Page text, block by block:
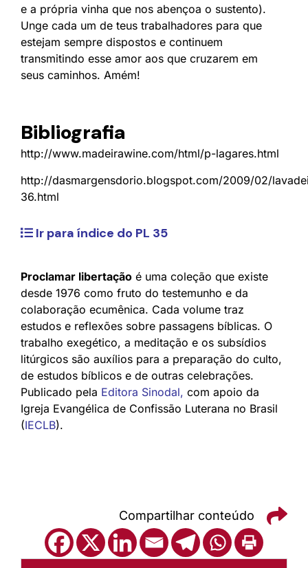
e a própria vinha que nos abençoa o sustento).
Unge cada um de teus trabalhadores para que
estejam sempre dispostos e continuem
transmitindo esse amor aos que cruzarem em
seus caminhos. Amém!
Bibliografia
http://www.madeirawine.com/html/p-lagares.html
http://dasmargensdorio.blogspot.com/2009/02/
36.html
Ir para índice do PL 35
Proclamar libertação é uma coleção que existe
desde 1976 como fruto do testemunho e da
colaboração ecumênica. Cada volume traz
estudos e reflexões sobre passagens bíblicas. O
trabalho exegético, a meditação e os subsídios
litúrgicos são auxílios para a preparação do culto,
de estudos bíblicos e de outras celebrações.
Publicado pela Editora Sinodal, com apoio da
Igreja Evangélica de Confissão Luterana no Brasil
(IECLB).
Compartilhar conteúdo